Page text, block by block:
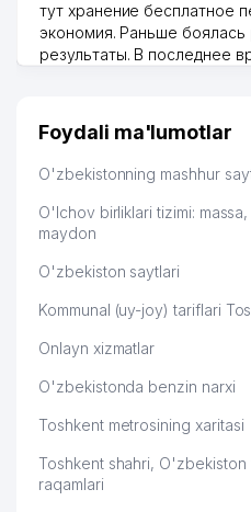
тут хранение бесплатное
экономия. Раньше
результаты. В последнее
дальше развиваюсь
Hamida 03.08.2026 12:45:39
Foydali ma'lumotlar
O'zbekistonning mashhur
O'lchov birliklari tizimi:
maydon
O'zbekiston saytlari
Kommunal (uy-joy) tariflari
Onlayn xizmatlar
O'zbekistonda benzin narxi
Toshkent metrosining xaritasi
Toshkent shahri,
raqamlari